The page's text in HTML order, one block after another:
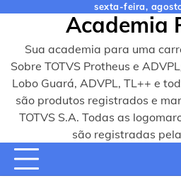
content
sexta-feira,
Academia
Sua academia para uma
Sobre TOTVS Protheus e
Lobo Guará, ADVPL, TL++ e
são produtos registrados e
TOTVS S.A. Todas as
são registradas pela